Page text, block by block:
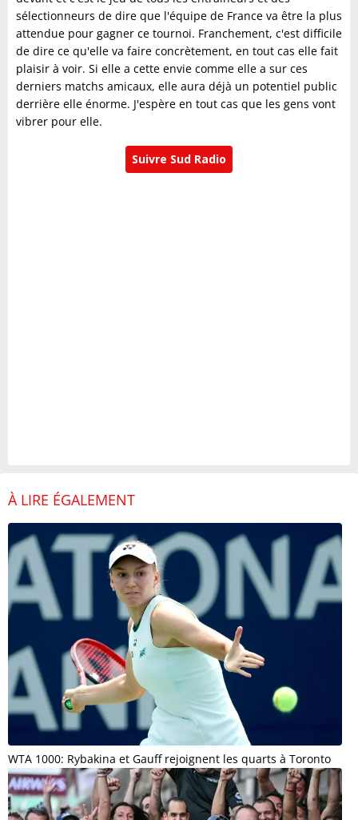
sélectionneurs de dire que l'équipe de France va être la plus
attendue pour gagner ce tournoi. Franchement, c'est difficile
de dire ce qu'elle va faire concrètement, en tout cas elle fait
plaisir à voir. Si elle a cette envie comme elle a sur ces
derniers matchs amicaux, elle aura déjà un potentiel public
derrière elle énorme. J'espère en tout cas que les gens vont
vibrer pour elle.
Suivre Sud Radio
À LIRE ÉGALEMENT
WTA 1000: Rybakina et Gauff rejoignent les quarts à Toronto